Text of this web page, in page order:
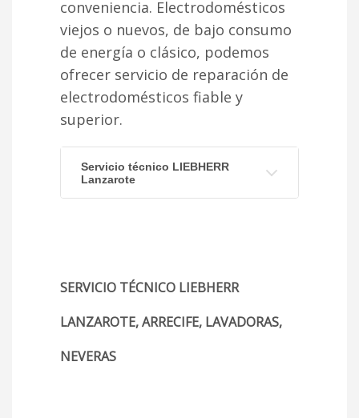
conveniencia. Electrodomésticos
viejos o nuevos, de bajo consumo
de energía o clásico, podemos
ofrecer servicio de reparación de
electrodomésticos fiable y
superior.
Servicio técnico LIEBHERR
Lanzarote
SERVICIO TÉCNICO LIEBHERR
LANZAROTE, ARRECIFE, LAVADORAS,
NEVERAS